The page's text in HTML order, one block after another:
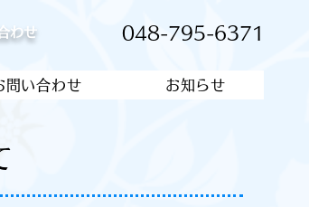
わせ 048-795-6371
問い合わせ お知らせ